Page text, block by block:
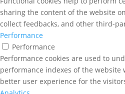
sharing the content of the website
collect feedbacks, and other third-
Performance
Performance
Performance cookies are used to
performance indexes of the
better user experience for the